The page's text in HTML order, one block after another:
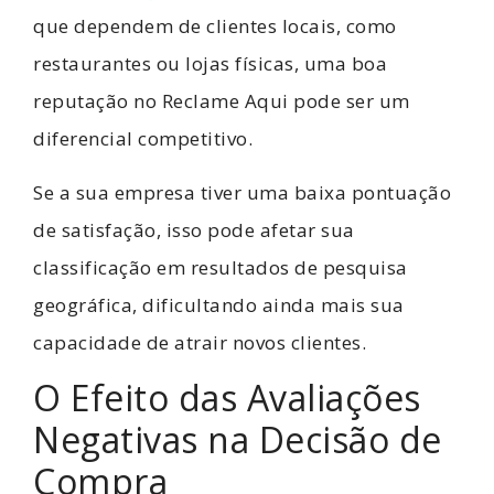
que dependem de clientes locais, como
restaurantes ou lojas físicas, uma boa
reputação no Reclame Aqui pode ser um
diferencial competitivo.
Se a sua empresa tiver uma baixa pontuação
de satisfação, isso pode afetar sua
classificação em resultados de pesquisa
geográfica, dificultando ainda mais sua
capacidade de atrair novos clientes.
O Efeito das Avaliações
Negativas na Decisão de
Compra